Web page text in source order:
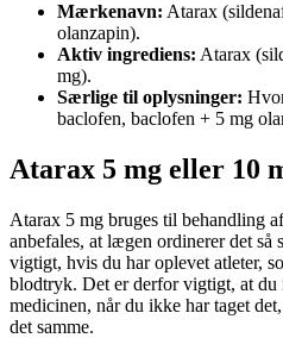
Mærkenavn: Atarax
olanzapin).
Aktiv ingrediens: Atarax
mg).
Særlige til oplysninger:
baclofen, baclofen + 5 mg
Atarax 5 mg eller 10
Atarax 5 mg bruges til behandling
anbefales, at lægen ordinerer det så
vigtigt, hvis du har oplevet atleter,
blodtryk. Det er derfor vigtigt, at
medicinen, når du ikke har taget
det samme.